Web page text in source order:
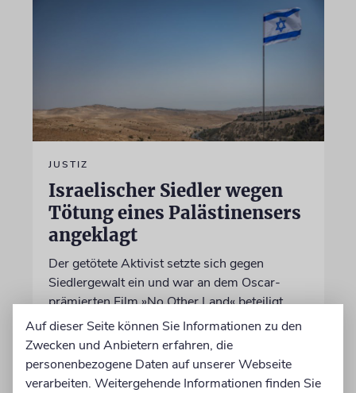
JUSTIZ
Israelischer Siedler wegen
Tötung eines Palästinensers
angeklagt
Der getötete Aktivist setzte sich gegen
Siedlergewalt ein und war an dem Oscar-
prämierten Film »No Other Land« beteiligt.
Jetzt steht der mutmaßliche Täter vor Gericht
07.08.2026
Auf dieser Seite können Sie Informationen zu den
Zwecken und Anbietern erfahren, die
personenbezogene Daten auf unserer Webseite
verarbeiten. Weitergehende Informationen finden Sie